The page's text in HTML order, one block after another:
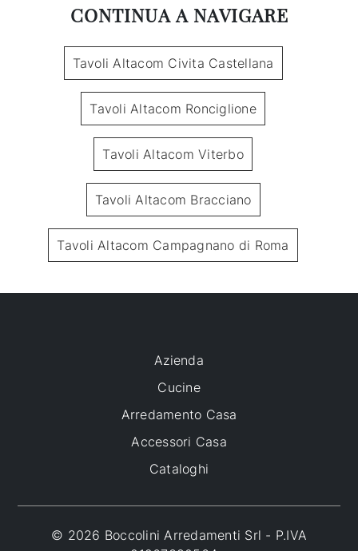
CONTINUA A NAVIGARE
Tavoli Altacom Civita Castellana
Tavoli Altacom Ronciglione
Tavoli Altacom Viterbo
Tavoli Altacom Bracciano
Tavoli Altacom Campagnano di Roma
Azienda
Cucine
Arredamento Casa
Accessori Casa
Cataloghi
© 2026 Boccolini Arredamenti Srl - P.IVA